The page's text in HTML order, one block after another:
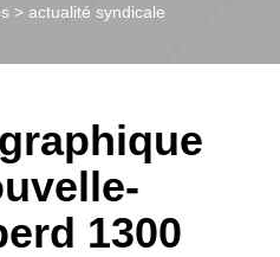
> actualité syndicale
1300